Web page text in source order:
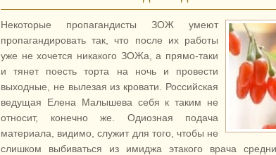
Некоторые пропагандисты ЗОЖ умеют
пропагандировать так, что после их работы
уже не хочется никакого ЗОЖа, а прямо-таки
и тянет поесть торта на ночь и провести
выходные, не вылезая из кровати. Российская
ведущая Елена Малышева себя к таким не
относит, конечно же. Одиозная подача
материала, видимо, служит для того, чтобы не
слишком выбиваться из имиджа этакого врача